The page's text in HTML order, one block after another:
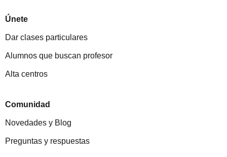
Únete
Dar clases particulares
Alumnos que buscan profesor
Alta centros
Comunidad
Novedades y Blog
Preguntas y respuestas